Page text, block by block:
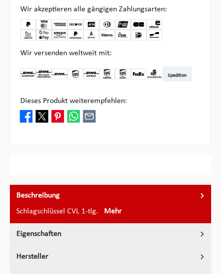
Wir akzeptieren alle gängigen Zahlungsarten:
Wir versenden weltweit mit:
Spedition
Dieses Produkt weiterempfehlen:
Beschreibung
Schlagschlüssel CVL 1-tlg. Mehr
Eigenschaften
Hersteller